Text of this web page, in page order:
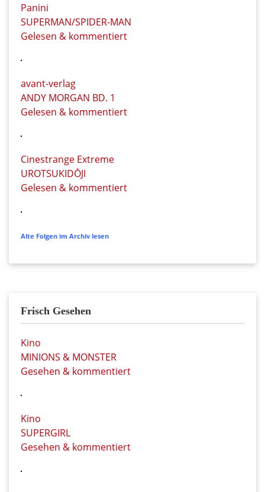
Panini
SUPERMAN/SPIDER-MAN
Gelesen & kommentiert
avant-verlag
ANDY MORGAN BD. 1
Gelesen & kommentiert
Cinestrange Extreme
UROTSUKIDŌJI
Gelesen & kommentiert
Alte Folgen im Archiv lesen
Frisch Gesehen
Kino
MINIONS & MONSTER
Gesehen & kommentiert
Kino
SUPERGIRL
Gesehen & kommentiert